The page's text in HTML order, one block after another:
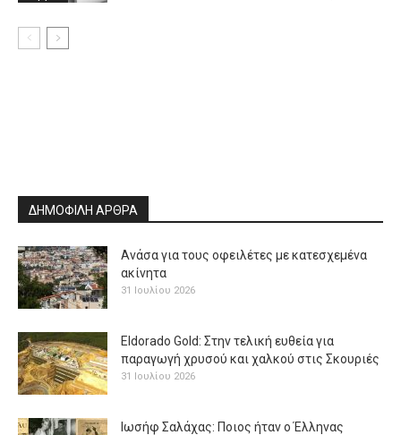
ΔΗΜΟΦΙΛΗ ΑΡΘΡΑ
Ανάσα για τους οφειλέτες με κατεσχεμένα
ακίνητα
31 Ιουλίου 2026
Eldorado Gold: Στην τελική ευθεία για
παραγωγή χρυσού και χαλκού στις Σκουριές
31 Ιουλίου 2026
Ιωσήφ Σαλάχας: Ποιος ήταν ο Έλληνας